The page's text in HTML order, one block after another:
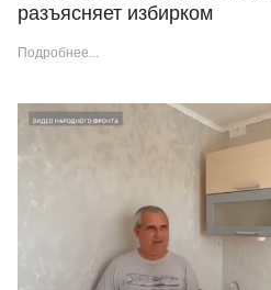
разъясняет избирком
Подробнее...